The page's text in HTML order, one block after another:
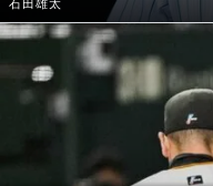
石田雄太